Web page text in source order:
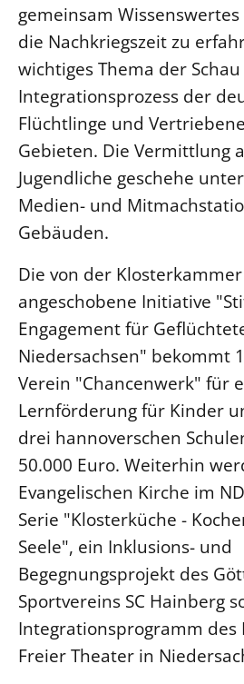
gemeinsam
die Nachkriegszeit zu
wichtiges Thema der
Integrationsprozess der
Flüchtlinge und
Gebieten. Die Vermittlung
Jugendliche geschehe
Medien- und
Gebäuden.
Die von der
angeschobene Initiative
Engagement für
Niedersachsen" bekommt
Verein "Chancenwerk" für
Lernförderung für Kinder
drei hannoverschen
50.000 Euro. Weiterhin
Evangelischen Kirche im
Serie "Klosterküche -
Seele", ein Inklusions- und
Begegnungsprojekt des
Sportvereins SC Hainberg
Integrationsprogramm des
Freier Theater in
Beruf
Freie Stellen
BIBLIOTHEK & ARCHIV
SERVICE
Älterwerden im Pfarrberuf
Beteiligungsverfahren
Beschwerdestellen
Ephoralbüro
Finanzplanung
Fundraising
IT-Service
Corporate Design
Interventionsplan
Jahresgespräche
Kantine Speiseplan
Kirchliches Amtsblatt
Kirchliche Verwaltung
Kunstreferat